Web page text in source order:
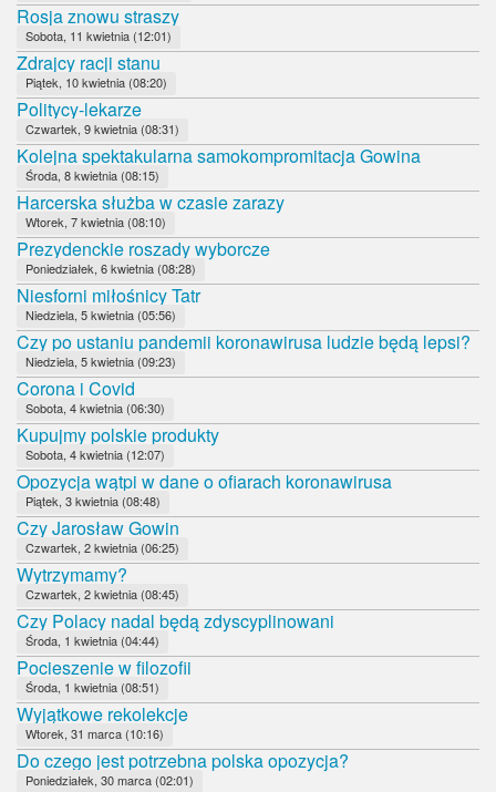
Rosja znowu straszy
Sobota, 11 kwietnia (12:01)
Zdrajcy racji stanu
Piątek, 10 kwietnia (08:20)
Politycy-lekarze
Czwartek, 9 kwietnia (08:31)
Kolejna spektakularna samokompromitacja Gowina
Środa, 8 kwietnia (08:15)
Harcerska służba w czasie zarazy
Wtorek, 7 kwietnia (08:10)
Prezydenckie roszady wyborcze
Poniedziałek, 6 kwietnia (08:28)
Niesforni miłośnicy Tatr
Niedziela, 5 kwietnia (05:56)
Czy po ustaniu pandemii koronawirusa ludzie będą lepsi?
Niedziela, 5 kwietnia (09:23)
Corona i Covid
Sobota, 4 kwietnia (06:30)
Kupujmy polskie produkty
Sobota, 4 kwietnia (12:07)
Opozycja wątpi w dane o ofiarach koronawirusa
Piątek, 3 kwietnia (08:48)
Czy Jarosław Gowin
Czwartek, 2 kwietnia (06:25)
Wytrzymamy?
Czwartek, 2 kwietnia (08:45)
Czy Polacy nadal będą zdyscyplinowani
Środa, 1 kwietnia (04:44)
Pocieszenie w filozofii
Środa, 1 kwietnia (08:51)
Wyjątkowe rekolekcje
Wtorek, 31 marca (10:16)
Do czego jest potrzebna polska opozycja?
Poniedziałek, 30 marca (02:01)